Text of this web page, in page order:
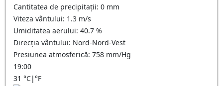
Cantitatea de precipitații: 0 mm
Viteza vântului: 1.3 m/s
Umiditatea aerului: 40.7 %
Direcția vântului: Nord-Nord-Vest
Presiunea atmosferică: 758 mm/Hg
19:00
31 °C|°F